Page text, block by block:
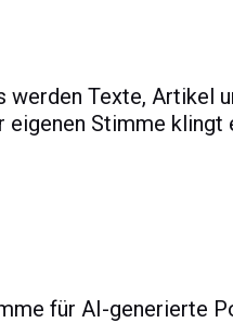
Texte, Artikel
Stimme klingt
für AI-generierte